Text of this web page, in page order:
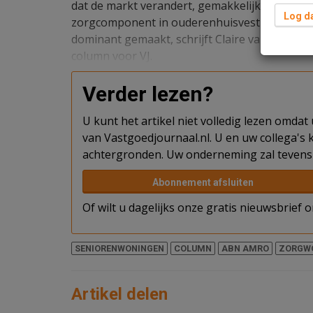
dat de markt verandert, gemakkelijk
zorgcomponent in ouderenhuisvesting
dominant gemaakt, schrijft Claire van Staaij,
column voor VJ.
Verder lezen?
U kunt het artikel niet volledig lezen
van Vastgoedjournaal.nl. U en uw
achtergronden. Uw onderneming zal
Abonnement afsluiten
Of wilt u dagelijks onze gratis nieuwsbrief
SENIORENWONINGEN COLUMN ABN AMRO
Artikel delen
Log